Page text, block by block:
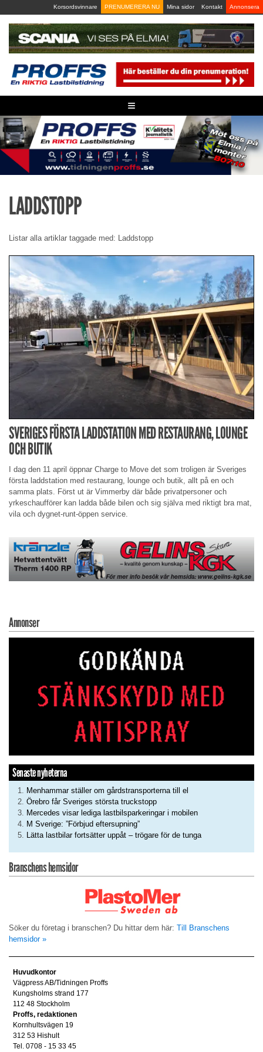
to
content
Korsordsvinnare PRENUMERERA NU Mina sidor Kontakt Annonsera
≡
LADDSTOPP
Listar alla artiklar taggade med: Laddstopp
SVERIGES FÖRSTA LADDSTATION MED RESTAURANG, LOUNGE
OCH BUTIK
I dag den 11 april öppnar Charge to Move det som troligen är Sveriges
första laddstation med restaurang, lounge och butik, allt på en och
samma plats. Först ut är Vimmerby där både privatpersoner och
yrkeschaufförer kan ladda både bilen och sig själva med riktigt bra mat,
vila och dygnet-runt-öppen service.
Annonser
Senaste nyheterna
Menhammar ställer om gårdstransporterna till el
Örebro får Sveriges största truckstopp
Mercedes visar lediga lastbilsparkeringar i mobilen
M Sverige: ”Förbjud eftersupning”
Lätta lastbilar fortsätter uppåt – trögare för de tunga
Branschens hemsidor
Söker du företag i branschen? Du hittar dem här: Till Branschens
hemsidor »
Huvudkontor
Vägpress AB/Tidningen Proffs
Kungsholms strand 177
112 48 Stockholm
Proffs, redaktionen
Kornhultsvägen 19
312 53 Hishult
Tel. 0708 - 15 33 45